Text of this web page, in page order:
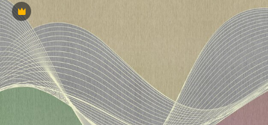
Premium